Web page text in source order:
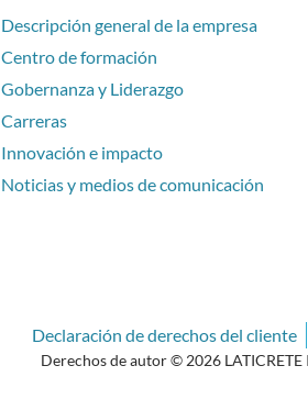
Descripción general de la empresa
Centro de formación
Gobernanza y Liderazgo
Carreras
Innovación e impacto
Noticias y medios de comunicación
Declaración de derechos del cliente
Derechos de autor © 2026